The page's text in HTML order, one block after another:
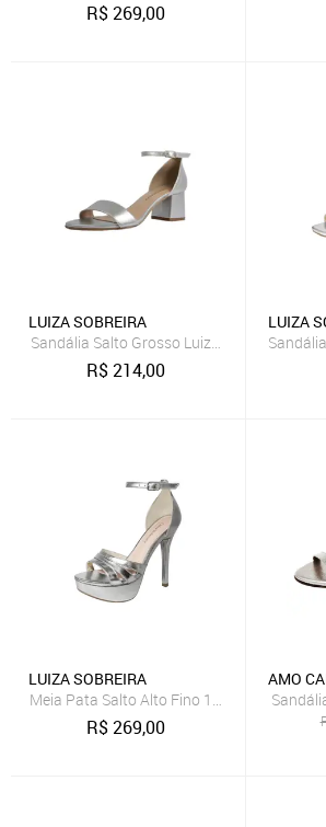
R$269,00
LUIZA SOBREIRA
Sandália Salto Grosso Luiza Sobreira
R$214,00
LUIZA
LUIZA SOBREIRA
Meia Pata Salto Alto Fino 14cm Luiza
R$269,00
AMO